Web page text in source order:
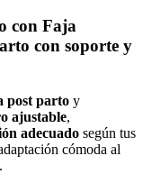
con Faja
con soporte y
post parto y
ajustable,
adecuado según tus
cómoda al